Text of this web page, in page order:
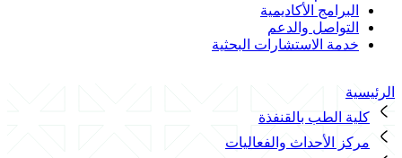
البرامج الأكاديمية
التواصل والدعم
خدمة الاستشارات البحثية
الرئيسية
كلية الطب بالقنفذة
مركز الأحداث والفعاليات